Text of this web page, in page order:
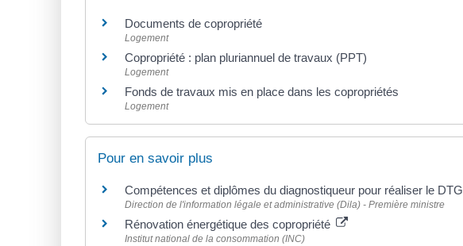
Documents de copropriété
Logement
Copropriété : plan pluriannuel de travaux (PPT)
Logement
Fonds de travaux mis en place dans les copropriétés
Logement
Pour en savoir plus
Compétences et diplômes du diagnostiqueur pour réaliser le DTG
Direction de l'information légale et administrative (Dila) - Première ministre
Rénovation énergétique des copropriété
Institut national de la consommation (INC)